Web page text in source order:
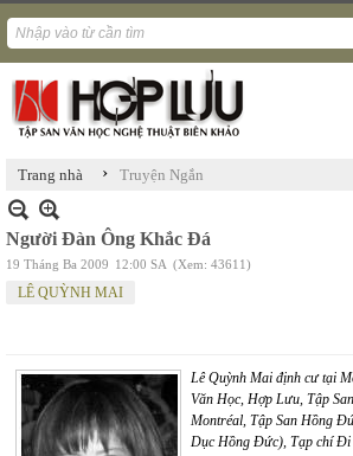
Trang nhà › Truyện Ngắn
Người Đàn Ông Khắc Đá
19 Tháng Ba 2009 12:00 SA (Xem: 43611)
LÊ QUỲNH MAI
Lê Quỳnh Mai định cư tại
Văn Học, Hợp Lưu, Tập
Montréal, Tập San Hồng
Dục Hồng Đức), Tạp chí Đi